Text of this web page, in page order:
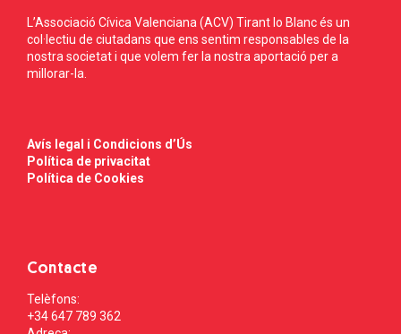
L’Associació Cívica Valenciana (ACV) Tirant lo Blanc és un
col·lectiu de ciutadans que ens sentim responsables de la
nostra societat i que volem fer la nostra aportació per a
millorar-la.
Avís legal i Condicions d’Ús
Política de privacitat
Política de Cookies
Contacte
Telèfons:
+34 647 789 362